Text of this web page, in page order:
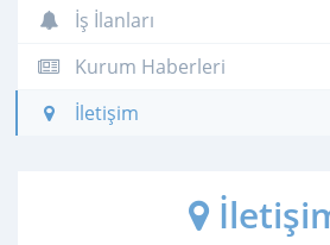
İş İlanları
Kurum Haberleri
İletişim